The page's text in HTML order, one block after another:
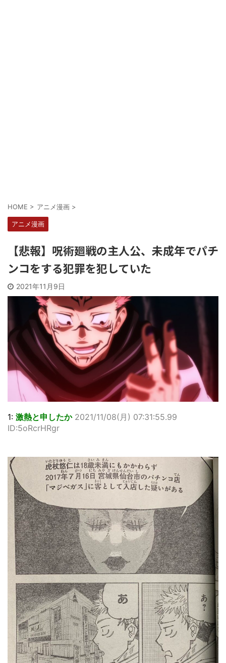
HOME > アニメ漫画 >
アニメ漫画
【悲報】呪術廻戦の主人公、未成年でパチ
ンコをする犯罪を犯していた
2021年11月9日
1: 激熱と申したか 2021/11/08(月) 07:31:55.99
ID:5oRcrHRgr